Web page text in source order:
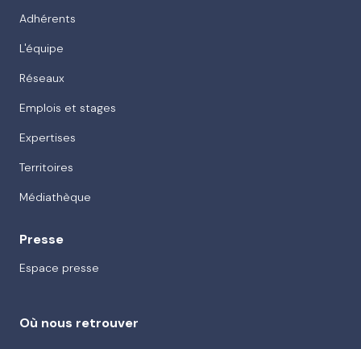
Adhérents
L'équipe
Réseaux
Emplois et stages
Expertises
Territoires
Médiathèque
Presse
Espace presse
Où nous retrouver